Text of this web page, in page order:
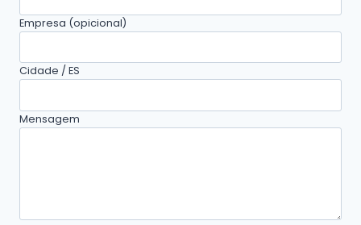
Empresa (opicional)
Cidade / ES
Mensagem